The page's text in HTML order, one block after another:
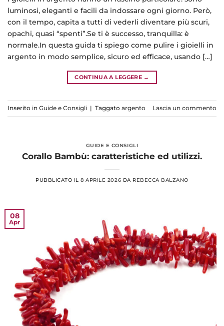
luminosi, eleganti e facili da indossare ogni giorno. Però,
con il tempo, capita a tutti di vederli diventare più scuri,
opachi, quasi “spenti”.Se ti è successo, tranquilla: è
normale.In questa guida ti spiego come pulire i gioielli in
argento in modo semplice, sicuro ed efficace, usando […]
CONTINUA A LEGGERE →
Inserito in Guide e Consigli Taggato argento Lascia un commento
GUIDE E CONSIGLI
Corallo Bambù: caratteristiche ed utilizzi.
PUBBLICATO IL8 APRILE 2026 DA REBECCA BALZANO
08
Apr